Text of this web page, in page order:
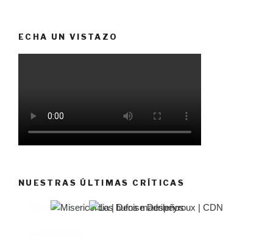
ECHA UN VISTAZO
NUESTRAS ÚLTIMAS CRÍTICAS
El castillo de Lindabridis